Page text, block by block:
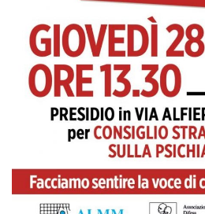
Petizioni e proposte di legge
Proposte di modifica alla Legge 180
Opposizione alle dimissioni
ATTIVITA’ PER LE FAMIGLIE
Sportello di ascolto
Sostegno psicologico
Gruppi di auto mutuo aiuto